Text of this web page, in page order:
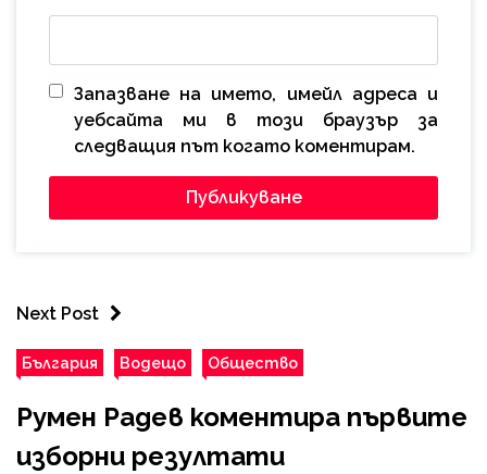
Запазване на името, имейл адреса и
уебсайта ми в този браузър за
следващия път когато коментирам.
Next Post
България Водещо Общество
Румен Радев коментира първите
изборни резултати